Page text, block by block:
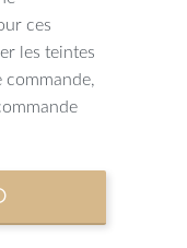
ces
les teintes
commande,